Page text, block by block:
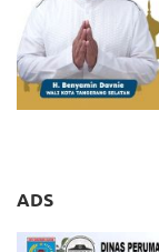
ADS